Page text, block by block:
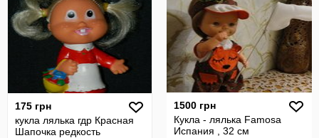
175 грн
кукла лялька гдр Красная
Шапочка редкость
1500 грн
Кукла - лялька Famosa
Испания , 32 см